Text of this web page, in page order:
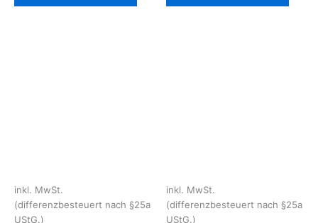
inkl. MwSt.
(differenzbesteuert nach §25a
UStG.)
inkl. MwSt.
(differenzbesteuert nach §25a
UStG.)